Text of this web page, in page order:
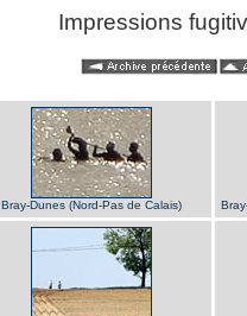
Impressions
Bray-Dunes (Nord-Pas de Calais)